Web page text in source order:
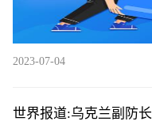
2023-07-04
世界报道:乌克兰副防